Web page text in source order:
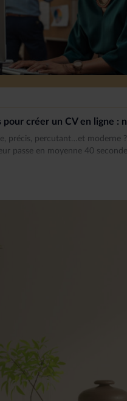
pour créer un CV en ligne :
précis, percutant…et moderne ?
passe en moyenne 40